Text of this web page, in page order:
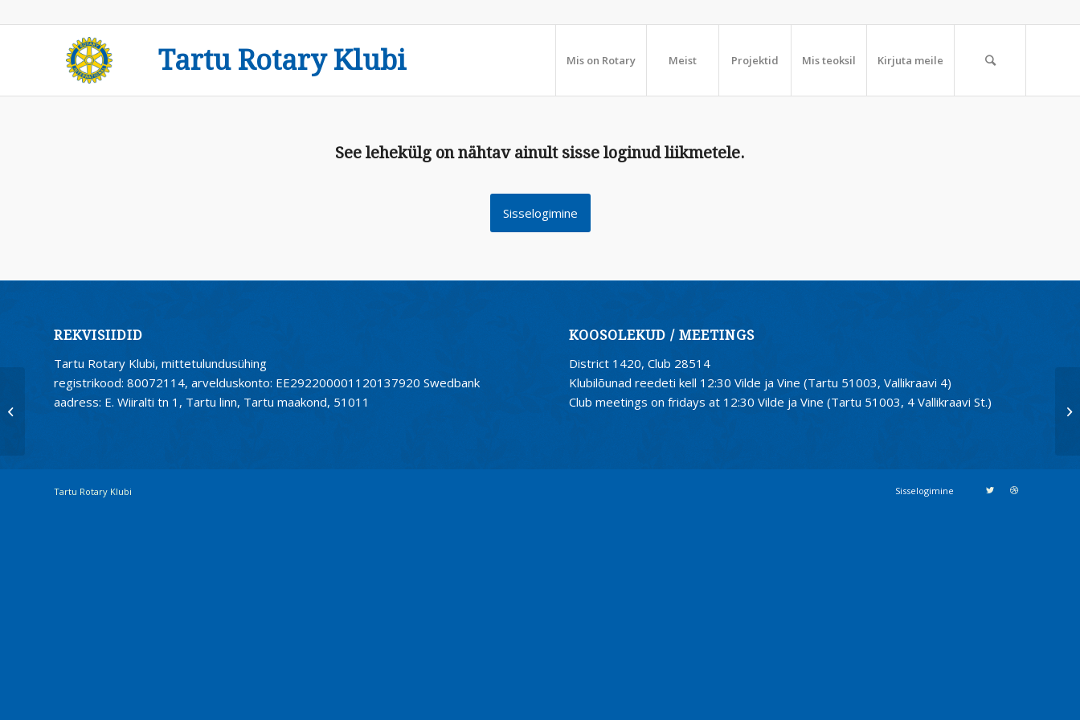
Tartu Rotary Klubi Mis on Rotary Meist Projektid Mis teoksil Kirjuta meile
See lehekülg on nähtav ainult sisse loginud liikmetele.
Sisselogimine
REKVISIIDID
Tartu Rotary Klubi, mittetulundusühing
registrikood: 80072114, arvelduskonto: EE292200001120137920 Swedbank
aadress: E. Wiiralti tn 1, Tartu linn, Tartu maakond, 51011
KOOSOLEKUD / MEETINGS
District 1420, Club 28514
Klubilõunad reedeti kell 12:30 Vilde ja Vine (Tartu 51003, Vallikraavi 4)
Club meetings on fridays at 12:30 Vilde ja Vine (Tartu 51003, 4 Vallikraavi St.)
Tartu Rotary Klubi Sisselogimine
Kiri Rotary kodulehelt: Infopäring
meie klubi asutajaliikme Mart